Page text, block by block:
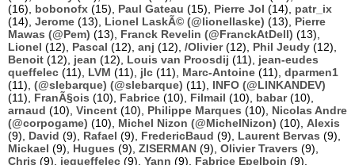
(16), bobonofx (15), Paul Gateau (15), Pierre Jol (14), patr_ix
(14), Jerome (13), Lionel LaskÃ© (@lionellaske) (13), Pierre
Mawas (@Pem) (13), Franck Revelin (@FranckAtDell) (13),
Lionel (12), Pascal (12), anj (12), /Olivier(12), Phil Jeudy (12),
Benoit (12), jean (12), Louis van Proosdij (11), jean-eudes
queffelec (11), LVM (11), jlc (11), Marc-Antoine (11), dparmen1
(11), (@slebarque) (@slebarque) (11), INFO (@LINKANDEV)
(11), FranÃ§ois (10), Fabrice (10), Filmail (10), babar(10),
arnaud (10), Vincent (10), Philippe Marques (10), Nicolas Andre
(@corpogame) (10), Michel Nizon (@MichelNizon) (10), Alexis
(9), David (9), Rafael (9), FredericBaud (9), Laurent Bervas (9),
Mickael (9), Hugues (9), ZISERMAN (9), Olivier Travers (9),
Chris (9), jequeffelec (9), Yann (9), Fabrice Epelboin (9),